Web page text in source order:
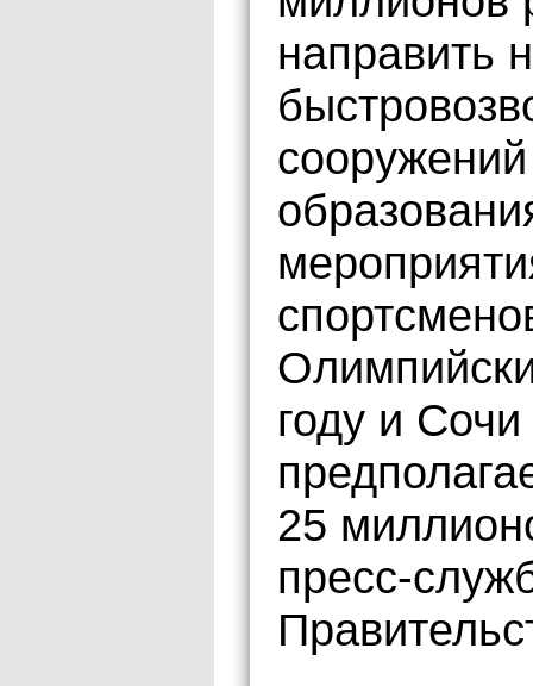
направить
году и
25
пресс-